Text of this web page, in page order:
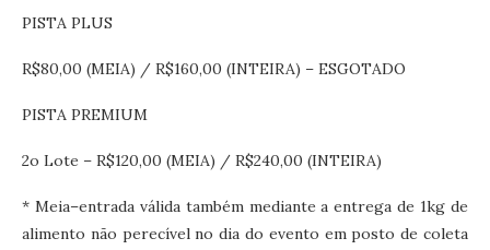
PISTA PLUS
R$80,00 (MEIA) / R$160,00 (INTEIRA) – ESGOTADO
PISTA PREMIUM
2o Lote – R$120,00 (MEIA) / R$240,00 (INTEIRA)
* Meia–entrada válida também mediante a entrega de 1kg de
alimento não perecível no dia do evento em posto de coleta